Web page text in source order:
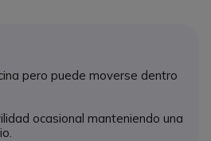
pero puede moverse dentro
ocasional manteniendo una